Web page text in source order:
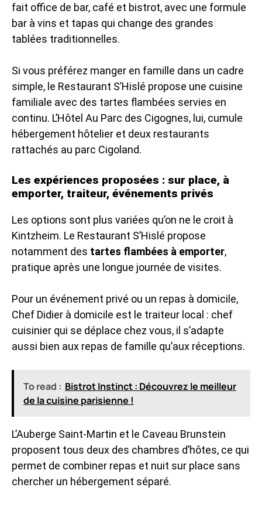
fait office de bar, café et bistrot, avec une formule
bar à vins et tapas qui change des grandes
tablées traditionnelles.
Si vous préférez manger en famille dans un cadre
simple, le Restaurant S’Hislé propose une cuisine
familiale avec des tartes flambées servies en
continu. L’Hôtel Au Parc des Cigognes, lui, cumule
hébergement hôtelier et deux restaurants
rattachés au parc Cigoland.
Les expériences proposées : sur place, à
emporter, traiteur, événements privés
Les options sont plus variées qu’on ne le croit à
Kintzheim. Le Restaurant S’Hislé propose
notamment des tartes flambées à emporter,
pratique après une longue journée de visites.
Pour un événement privé ou un repas à domicile,
Chef Didier à domicile est le traiteur local : chef
cuisinier qui se déplace chez vous, il s’adapte
aussi bien aux repas de famille qu’aux réceptions.
To read : Bistrot Instinct : Découvrez le meilleur
de la cuisine parisienne !
L’Auberge Saint-Martin et le Caveau Brunstein
proposent tous deux des chambres d’hôtes, ce qui
permet de combiner repas et nuit sur place sans
chercher un hébergement séparé.